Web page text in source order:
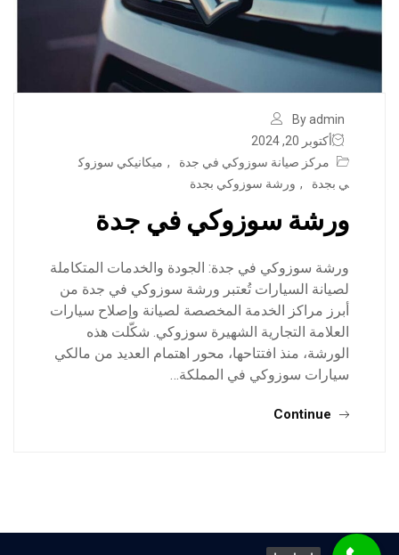
By admin
أكتوبر 20, 2024
مركز صيانة سوزوكي في جدة
, ميكانيكي سوزوك
ي بجدة
, ورشة سوزوكي بجدة
ورشة سوزوكي في جدة
ورشة سوزوكي في جدة: الجودة والخدمات المتكاملة
لصيانة السيارات تُعتبر ورشة سوزوكي في جدة من
أبرز مراكز الخدمة المخصصة لصيانة وإصلاح سيارات
العلامة التجارية الشهيرة سوزوكي. شكّلت هذه
الورشة، منذ افتتاحها، محور اهتمام العديد من مالكي
سيارات سوزوكي في المملكة…
Continue